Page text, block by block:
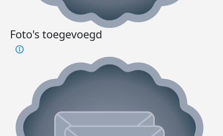
Foto's toegevoegd